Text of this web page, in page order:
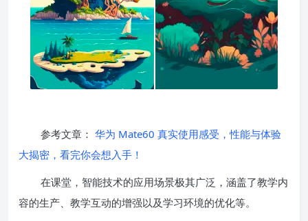
参考文章： 华为 Mate60 真实使用感受，性能与体验
大揭密，看完你会想入手！
在课堂，智能技术的应用场景极其广泛，涵盖了教学内
容的生产、教学互动的增强以及学习环境的优化等。